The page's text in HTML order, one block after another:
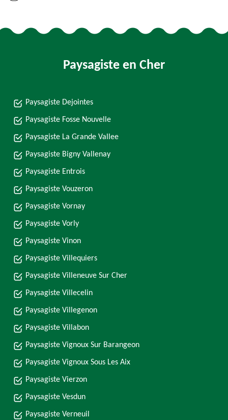
Paysagiste en Cher
Paysagiste Dejointes
Paysagiste Fosse Nouvelle
Paysagiste La Grande Vallee
Paysagiste Bigny Vallenay
Paysagiste Entrois
Paysagiste Vouzeron
Paysagiste Vornay
Paysagiste Vorly
Paysagiste Vinon
Paysagiste Villequiers
Paysagiste Villeneuve Sur Cher
Paysagiste Villecelin
Paysagiste Villegenon
Paysagiste Villabon
Paysagiste Vignoux Sur Barangeon
Paysagiste Vignoux Sous Les Aix
Paysagiste Vierzon
Paysagiste Vesdun
Paysagiste Verneuil